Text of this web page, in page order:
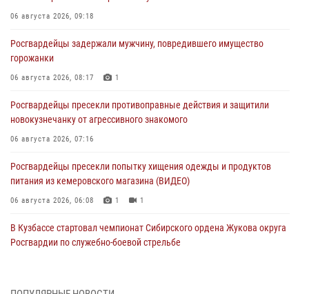
06 августа 2026, 09:18
Росгвардейцы задержали мужчину, повредившего имущество
горожанки
06 августа 2026, 08:17 1
Росгвардейцы пресекли противоправные действия и защитили
новокузнечанку от агрессивного знакомого
06 августа 2026, 07:16
Росгвардейцы пресекли попытку хищения одежды и продуктов
питания из кемеровского магазина (ВИДЕО)
06 августа 2026, 06:08 1 1
В Кузбассе стартовал чемпионат Сибирского ордена Жукова округа
Росгвардии по служебно-боевой стрельбе
Росгвардейцы задержали в Кемерове дебошира, устроившего